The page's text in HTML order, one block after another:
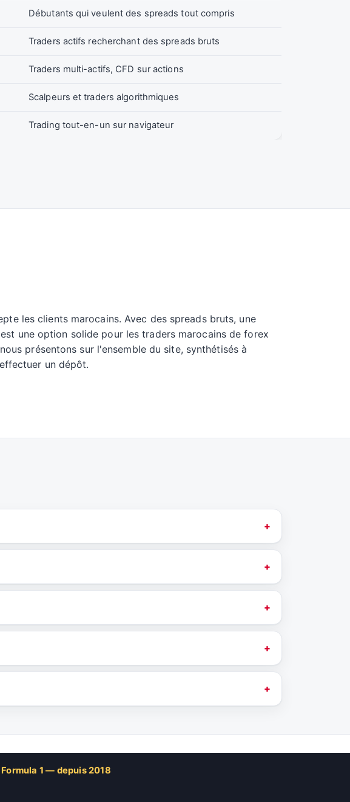
Débutants qui veulent des spreads tout compris
Traders actifs recherchant des spreads bruts
Traders multi-actifs, CFD sur actions
Scalpeurs et traders algorithmiques
Trading tout-en-un sur navigateur
les clients marocains. Avec des spreads bruts, une
une option solide pour les traders marocains de forex
présentons sur l'ensemble du site, synthétisés à
un dépôt.
1 — depuis 2018